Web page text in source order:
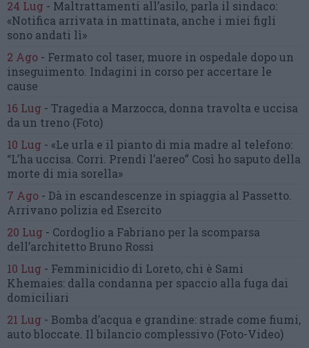
24 Lug - Maltrattamenti all’asilo, parla il sindaco:
«Notifica arrivata in mattinata, anche i miei figli
sono andati lì»
2 Ago - Fermato col taser, muore in ospedale dopo un
inseguimento. Indagini in corso per accertare le
cause
16 Lug - Tragedia a Marzocca, donna travolta e uccisa
da un treno (Foto)
10 Lug - «Le urla e il pianto di mia madre al telefono:
“L’ha uccisa. Corri. Prendi l’aereo” Così ho saputo della
morte di mia sorella»
7 Ago - Dà in escandescenze in spiaggia al Passetto.
Arrivano polizia ed Esercito
20 Lug - Cordoglio a Fabriano per la scomparsa
dell’architetto Bruno Rossi
10 Lug - Femminicidio di Loreto, chi è Sami
Khemaies: dalla condanna per spaccio alla fuga dai
domiciliari
21 Lug - Bomba d’acqua e grandine: strade come fiumi,
auto bloccate. Il bilancio complessivo (Foto-Video)